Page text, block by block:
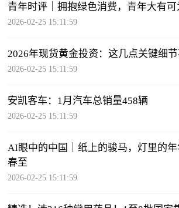
青年时评｜拥抱绿色消费，青年大有可
2026-02-25 15:11:59
2026年现货黄金投资：这几点关键细
2026-02-25 15:11:59
安凯客车：1月汽车总销量458辆
2026-02-25 15:11:59
AI眼中的中国｜纸上的骏马，灯里的
春至
2026-02-25 15:11:59